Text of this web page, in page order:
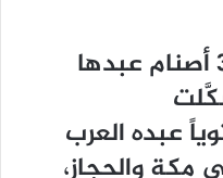
كانت اللات أحد أشهر 3 أصنام عبدها
عبده العرب
مكة والحجاز،